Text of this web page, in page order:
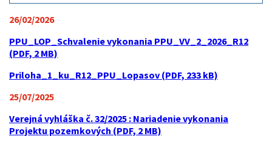
26/02/2026
PPU_LOP_Schvalenie vykonania PPU_VV_2_2026_R12
(PDF, 2 MB)
Priloha_1_ku_R12_PPU_Lopasov (PDF, 233 kB)
25/07/2025
Verejná vyhláška č. 32/2025 : Nariadenie vykonania
Projektu pozemkových (PDF, 2 MB)